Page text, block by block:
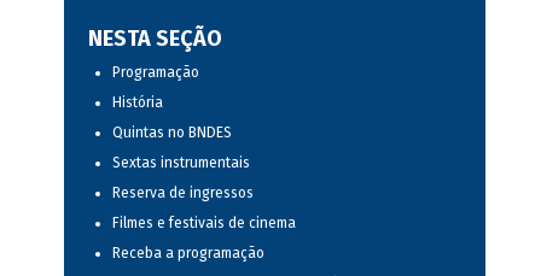
NESTA SEÇÃO
Programação
História
Quintas no BNDES
Sextas instrumentais
Reserva de ingressos
Filmes e festivais de cinema
Receba a programação